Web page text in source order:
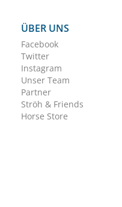
ÜBER UNS
Facebook
Twitter
Instagram
Unser Team
Partner
Ströh & Friends
Horse Store